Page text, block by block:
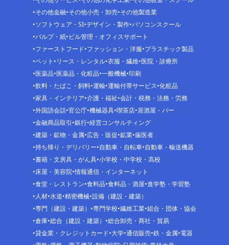
その他金融 その他小売・卸売 その他製造業
ソフトウェア・SI デザイン・製作 パソコンスクール
パルプ・紙 ビル管理・オフィスサポート
ファーストフード ファッション・洋服 プラスチック製品
ペット リース・レンタル 衣服・繊維 医院・診療所
医薬品 医薬品・化粧品 一般機械 印刷
飲料・たばこ・飼料 運輸 運輸付帯サービス 化粧品
家具・インテリア 介護・福祉 会計・税務・法務・労務
外国語会話 官公庁 機械器具 喫茶店 居酒屋・バー
金融商品取引 銀行 経営コンサルティング
建築・鉱物・金属 広告・販促 鉱業 歯医者
持ち帰り・デリバリー 自動車・自転車 自動車・輸送機器
書籍・文房具・がん具 小学校・中学校・高校
床屋・美容院 情報通信・インターネット
食堂・レストラン 食料品 食料品・酒屋 進学塾・学習塾
人材 水道 精密機械 設備（建設・建築）
専門（建設・建築）
専門学校 繊維工業 組合・団体・協会
倉庫 総合（建設・建築）
総合卸売・商社・貿易
貸金業・クレジットカード 大学 通信販売 鉄・金属 電器